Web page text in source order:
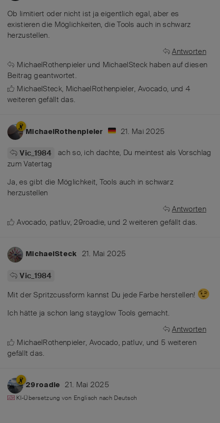
Ob limitiert oder nicht ist ja eigentlich egal, aber es
existieren die Möglichkeiten, die Tools auch in schwarz
herzustellen.
Antworten
MichaelRothenpieler und MichaelSteck habenauf diesen
Beitrag geantwortet.
MichaelSteck, MichaelRothenpieler, Avocado, und 4
weiteren gefällt das.
MichaelRothenpieler 21. Mai 2025
Vic_1984
ach so, ich dachte, Du meintest als Vorschlag
zum Vatertag
Ja, es gibt die Möglichkeit, Tools auch in schwarz
herzustellen
Antworten
Avocado, patluv,29roadie, und 2 weiteren gefällt das.
MichaelSteck 21. Mai 2025
Vic_1984
Mit der Spritzcussform kannst Du jede Farbe herstellen!
Ich hätte ja schon lang stayglow Tools gemacht.
Antworten
MichaelRothenpieler, Avocado, patluv, und 5 weiteren
gefällt das.
29roadie 21. Mai 2025
KI-Übersetzung von Englisch nach Deutsch